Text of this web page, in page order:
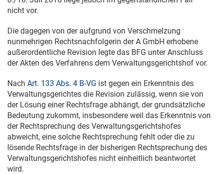
nicht vor.
Die dagegen von der aufgrund von Verschmelzung
nunmehrigen Rechtsnachfolgerin der A GmbH erhobene
außerordentliche Revision legte das BFG unter Anschluss
der Akten des Verfahrens dem Verwaltungsgerichtshof vor.
Nach Art. 133 Abs. 4 B-VG ist gegen ein Erkenntnis des
Verwaltungsgerichtes die Revision zulässig, wenn sie von
der Lösung einer Rechtsfrage abhängt, der grundsätzliche
Bedeutung zukommt, insbesondere weil das Erkenntnis von
der Rechtsprechung des Verwaltungsgerichtshofes
abweicht, eine solche Rechtsprechung fehlt oder die zu
lösende Rechtsfrage in der bisherigen Rechtsprechung des
Verwaltungsgerichtshofes nicht einheitlich beantwortet
wird.